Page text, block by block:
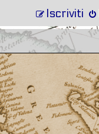
Iscriviti